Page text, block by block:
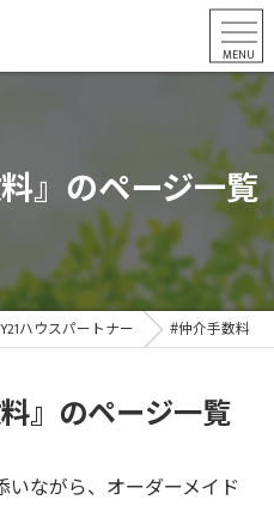
』のページ一覧
ハウスパートナー #仲介手数料
』のページ一覧
ながら、オーダーメイド